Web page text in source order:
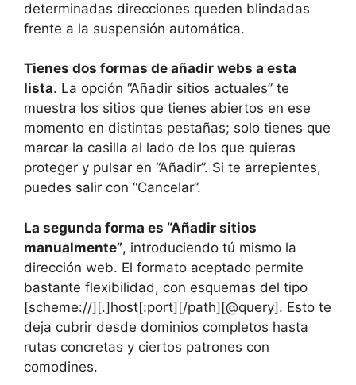
determinadas direcciones queden blindadas
frente a la suspensión automática.
Tienes dos formas de añadir webs a esta
lista. La opción “Añadir sitios actuales” te
muestra los sitios que tienes abiertos en ese
momento en distintas pestañas; solo tienes que
marcar la casilla al lado de los que quieras
proteger y pulsar en “Añadir”. Si te arrepientes,
puedes salir con “Cancelar”.
La segunda forma es “Añadir sitios
manualmente”, introduciendo tú mismo la
dirección web. El formato aceptado permite
bastante flexibilidad, con esquemas del tipo
[scheme://][.]host[:port][/path][@query]. Esto te
deja cubrir desde dominios completos hasta
rutas concretas y ciertos patrones con
comodines.